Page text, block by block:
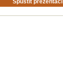
Spustit prezentaci